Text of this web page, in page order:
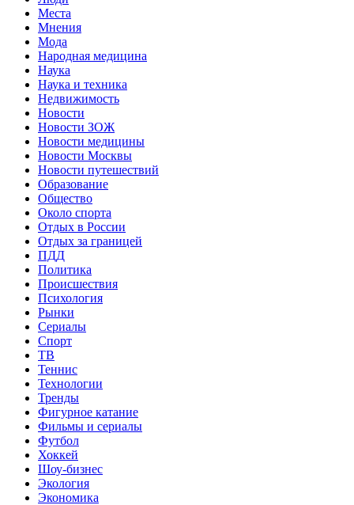
Места
Мнения
Мода
Народная медицина
Наука
Наука и техника
Недвижимость
Новости
Новости ЗОЖ
Новости медицины
Новости Москвы
Новости путешествий
Образование
Общество
Около спорта
Отдых в России
Отдых за границей
ПДД
Политика
Происшествия
Психология
Рынки
Сериалы
Спорт
ТВ
Теннис
Технологии
Тренды
Фигурное катание
Фильмы и сериалы
Футбол
Хоккей
Шоу-бизнес
Экология
Экономика